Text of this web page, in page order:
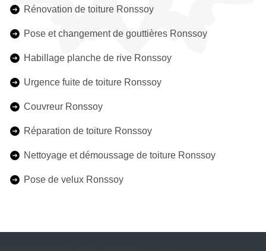
Rénovation de toiture Ronssoy
Pose et changement de gouttières Ronssoy
Habillage planche de rive Ronssoy
Urgence fuite de toiture Ronssoy
Couvreur Ronssoy
Réparation de toiture Ronssoy
Nettoyage et démoussage de toiture Ronssoy
Pose de velux Ronssoy